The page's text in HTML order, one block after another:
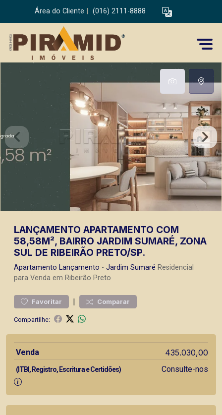
Área do Cliente (016) 2111-8888
LANÇAMENTO APARTAMENTO COM
58,58M², BAIRRO JARDIM SUMARÉ, ZONA
SUL DE RIBEIRÃO PRETO/SP.
Apartamento Lançamento - Jardim Sumaré Residencial
para Venda em Ribeirão Preto
Favoritar | Comparar
Compartilhe:
Venda 435.030,00
(ITBI, Registro, Escritura e Certidões) Consulte-nos